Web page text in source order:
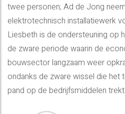
twee personen; Ad de Jong
elektrotechnisch installatiewerk
Liesbeth is de ondersteuning op
de zware periode waarin de
bouwsector langzaam weer
ondanks de zware wissel die het
pand op de bedrijfsmiddelen trekt.